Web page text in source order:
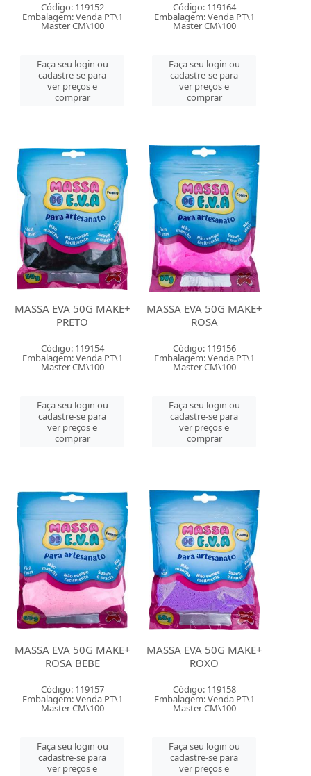
Código: 119152
Embalagem: Venda PT\1
Master CM\100
Faça seu login ou
cadastre-se para
ver preços e
comprar
Código: 119164
Embalagem: Venda PT\1
Master CM\100
Faça seu login ou
cadastre-se para
ver preços e
comprar
MASSA EVA 50G MAKE+
PRETO
Código: 119154
Embalagem: Venda PT\1
Master CM\100
Faça seu login ou
cadastre-se para
ver preços e
comprar
MASSA EVA 50G MAKE+
ROSA
Código: 119156
Embalagem: Venda PT\1
Master CM\100
Faça seu login ou
cadastre-se para
ver preços e
comprar
MASSA EVA 50G MAKE+
ROSA BEBE
Código: 119157
Embalagem: Venda PT\1
Master CM\100
Faça seu login ou
cadastre-se para
ver preços e
MASSA EVA 50G MAKE+
ROXO
Código: 119158
Embalagem: Venda PT\1
Master CM\100
Faça seu login ou
cadastre-se para
ver preços e